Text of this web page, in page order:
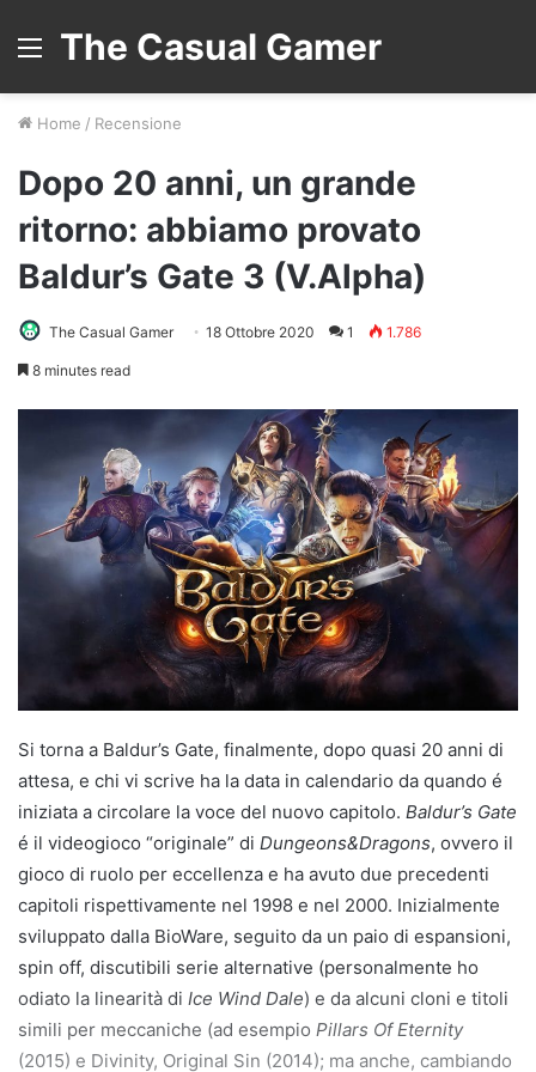
MenuThe Casual Gamer
Home / Recensione
Dopo 20 anni, un grande
ritorno: abbiamo provato
Baldur’s Gate 3 (V.Alpha)
The Casual Gamer 18 Ottobre 2020 1 1.786
8 minutes read
Si torna a Baldur’s Gate, finalmente, dopo quasi 20 anni di
attesa, e chi vi scrive ha la data in calendario da quando é
iniziata a circolare la voce del nuovo capitolo. Baldur’s Gate
é il videogioco “originale” di Dungeons&Dragons, ovvero il
gioco di ruolo per eccellenza e ha avuto due precedenti
capitoli rispettivamente nel 1998 e nel 2000. Inizialmente
sviluppato dalla BioWare, seguito da un paio di espansioni,
spin off, discutibili serie alternative (personalmente ho
odiato la linearità di Ice Wind Dale) e da alcuni cloni e titoli
simili per meccaniche (ad esempio Pillars Of Eternity
(2015) e Divinity, Original Sin (2014); ma anche, cambiando